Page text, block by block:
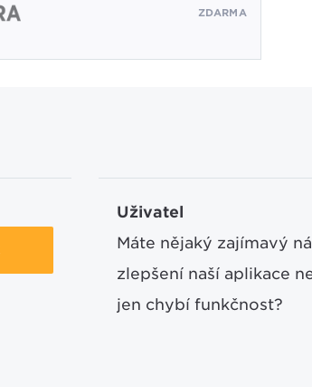
ZDARMA
Uživatel
Máte nějaký zajímavý
zlepšení naší aplikace
jen chybí funkčnost?